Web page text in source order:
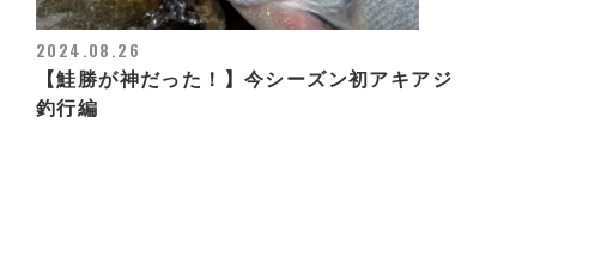
2024.08.26
【鮭勝が神だった！】今シーズン初アキアジ
釣行編